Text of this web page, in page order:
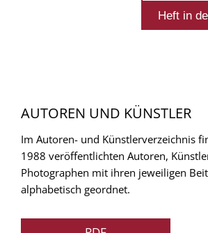
AUTOREN UND KÜNSTLER
Im Autoren- und Künstlerverzeichnis
1988 veröffentlichten Autoren,
Photographen mit ihren jeweiligen
alphabetisch geordnet.